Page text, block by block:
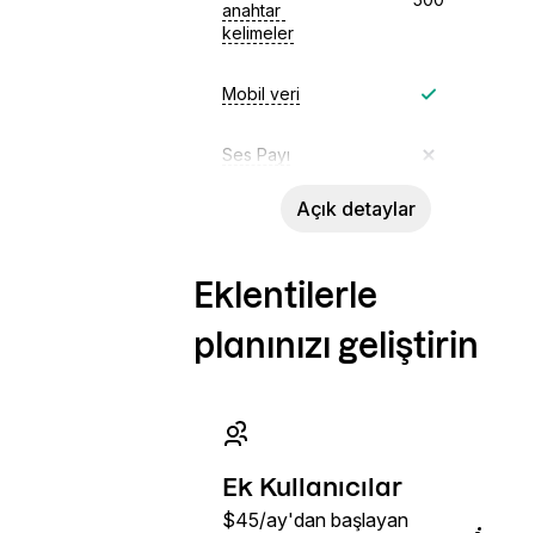
anahtar
kelimeler
Mobil veri
Ses Payı
Açık detaylar
Eklentilerle
planınızı geliştirin
Ek Kullanıcılar
$45/ay'dan başlayan